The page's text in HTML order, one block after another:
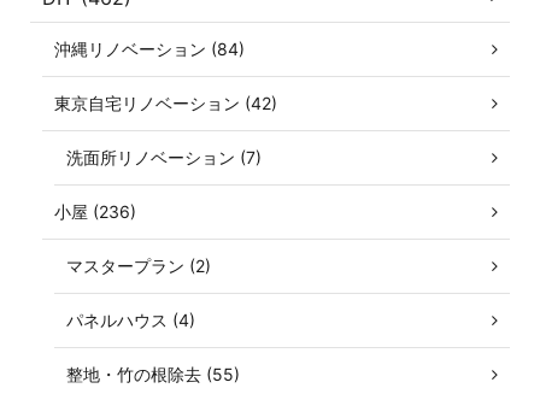
沖縄リノベーション (84)
東京自宅リノベーション (42)
洗面所リノベーション (7)
小屋 (236)
マスタープラン (2)
パネルハウス (4)
整地・竹の根除去 (55)